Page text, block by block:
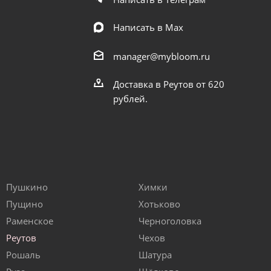
Написать в Мах
manager@mybloom.ru
Доставка в Реутов от 620
рублей.
Пушкино
Пущино
Раменское
Реутов
Рошаль
Химки
Хотьково
Черноголовка
Чехов
Шатура